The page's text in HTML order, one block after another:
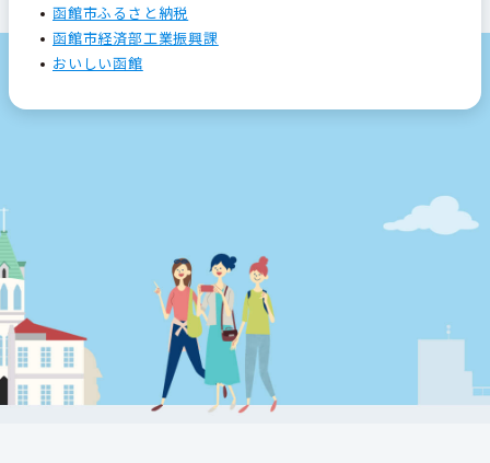
函館市ふるさと納税
函館市経済部工業振興課
おいしい函館